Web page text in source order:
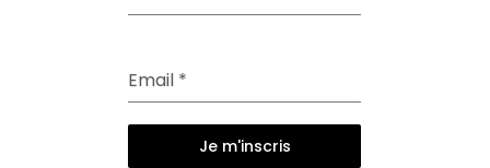
Email *
Je m'inscris